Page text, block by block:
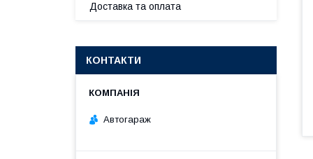
Доставка та оплата
КОНТАКТИ
Автогараж